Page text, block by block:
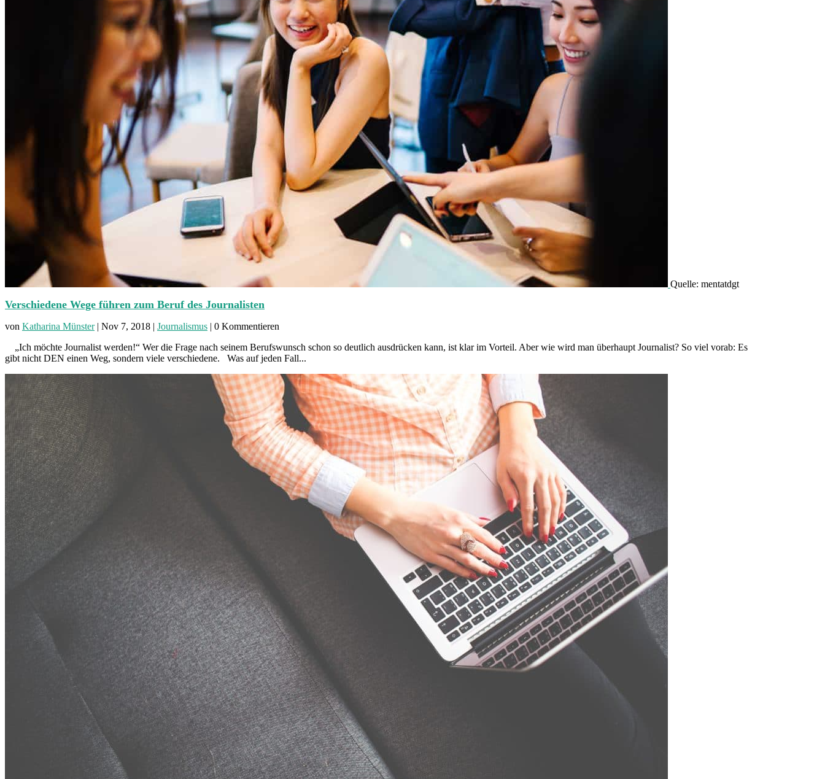
Quelle: mentatdgt
Verschiedene Wege führen zum Beruf des Journalisten
von Katharina Münster| Nov 7, 2018 | Journalismus | 0 Kommentieren
„Ich möchte Journalist werden!“ Wer die Frage nach seinem Berufswunsch schon so deutlich ausdrücken kann, ist klar im Vorteil. Aber wie wird man überhaupt Journalist? So viel vorab: Es
gibt nicht DEN einen Weg, sondern viele verschiedene. Was auf jeden Fall...